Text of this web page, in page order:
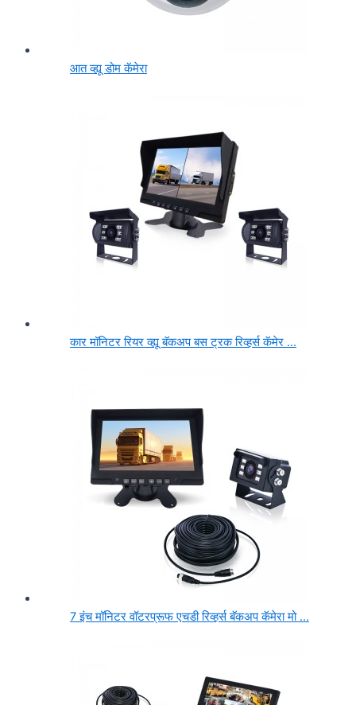
आत व्ह्यू डोम कॅमेरा
कार मॉनिटर रियर व्ह्यू बॅकअप बस ट्रक रिव्हर्स कॅमेर ...
7 इंच मॉनिटर वॉटरप्रूफ एचडी रिव्हर्स बॅकअप कॅमेरा मो ...